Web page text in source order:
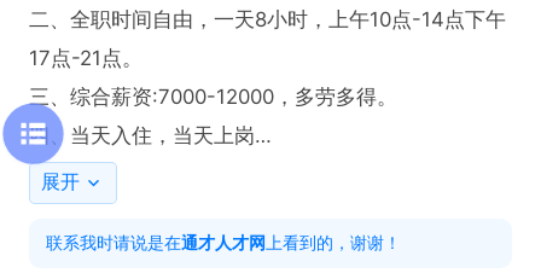
二、全职时间自由，一天8小时，上午10点-14点下午
17点-21点。
三、综合薪资:7000-12000，多劳多得。
四、当天入住，当天上岗
1. 负责订单配送工作，确保外卖准确、及时送达客户
展开
联系我时请说是在通才人才网 上看到的，谢谢！